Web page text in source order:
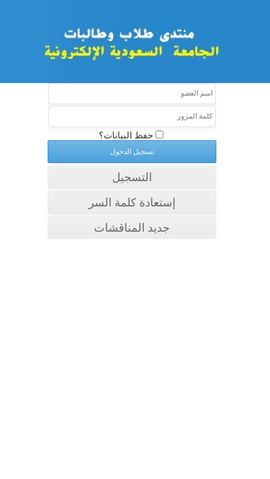
حفظ البيانات؟
التسجيل
إستعادة كلمة السر
جديد المناقشات